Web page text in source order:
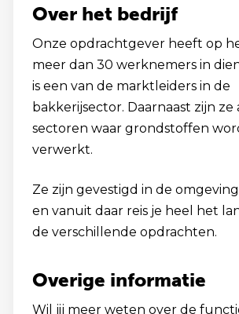
Over het bedrijf
Onze opdrachtgever heeft op
meer dan 30 werknemers in
is een van de marktleiders in de
bakkerijsector. Daarnaast zijn ze
sectoren waar grondstoffen
verwerkt.
Ze zijn gevestigd in de
en vanuit daar reis je heel het
de verschillende opdrachten.
Overige informatie
Wil jij meer weten over de